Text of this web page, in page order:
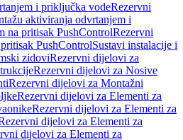
i priključka vodeRezervni
aktiviranja odvrtanjem i
na pritisak PushControlRezervni
PushControlSustavi instalacije i
zidoviRezervni dijelovi za
Rezervni dijelovi za Nosive
Rezervni dijelovi za Montažni
Rezervni dijelovi za Elementi za
Rezervni dijelovi za Elementi za
dijelovi za Elementi za
dijelovi za Elementi za